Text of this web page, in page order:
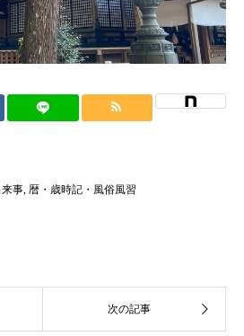
来事, 暦・歳時記・風俗風習